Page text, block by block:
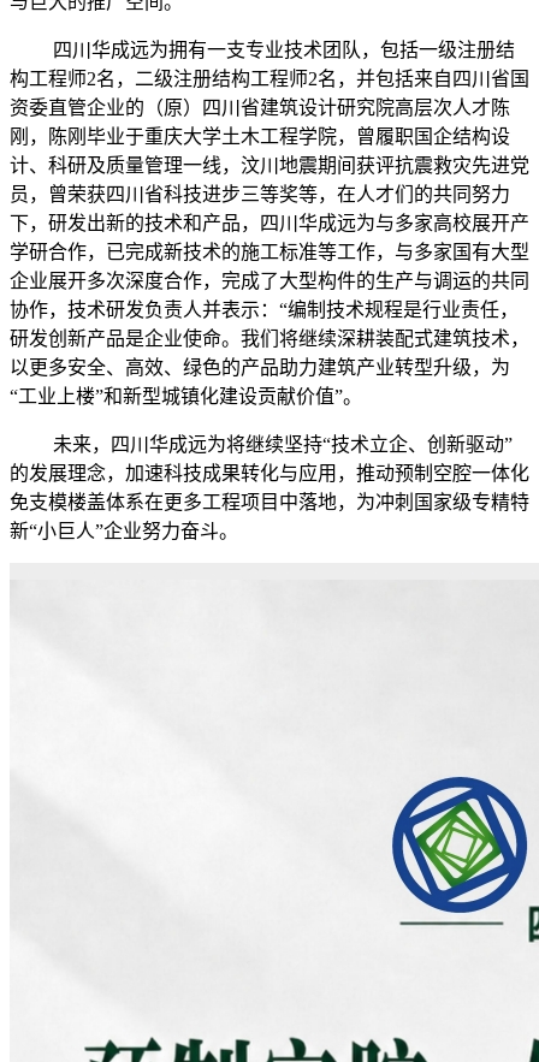
四川华成远为拥有一支专业技术团队，包括一级注册结
构工程师2名，二级注册结构工程师2名，并包括来自四川省国
资委直管企业的（原）四川省建筑设计研究院高层次人才陈
刚，陈刚毕业于重庆大学土木工程学院，曾履职国企结构设
计、科研及质量管理一线，汶川地震期间获评抗震救灾先进党
员，曾荣获四川省科技进步三等奖等，在人才们的共同努力
下，研发出新的技术和产品，四川华成远为与多家高校展开产
学研合作，已完成新技术的施工标准等工作，与多家国有大型
企业展开多次深度合作，完成了大型构件的生产与调运的共同
协作，技术研发负责人并表示：“编制技术规程是行业责任，
研发创新产品是企业使命。我们将继续深耕装配式建筑技术，
以更多安全、高效、绿色的产品助力建筑产业转型升级，为
“工业上楼”和新型城镇化建设贡献价值”。
未来，四川华成远为将继续坚持“技术立企、创新驱动”
的发展理念，加速科技成果转化与应用，推动预制空腔一体化
免支模楼盖体系在更多工程项目中落地，为冲刺国家级专精特
新“小巨人”企业努力奋斗。